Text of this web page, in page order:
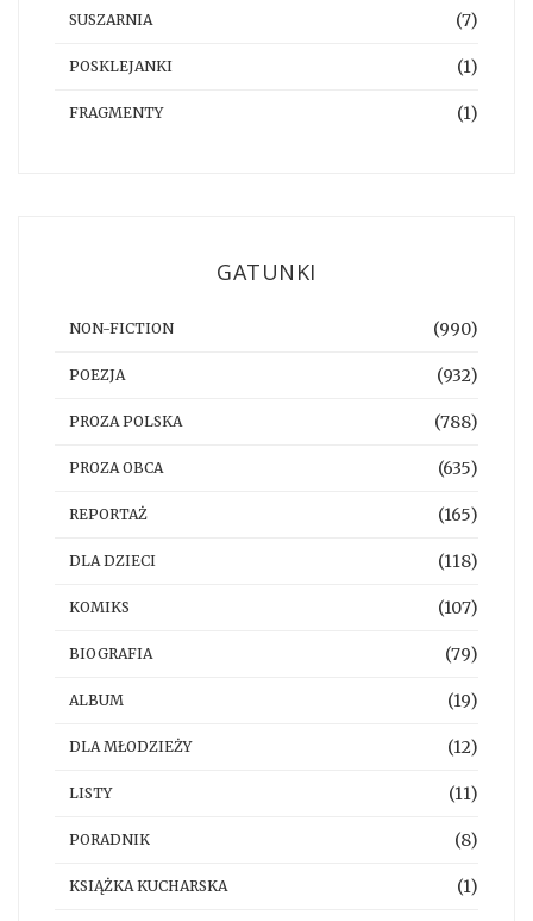
SUSZARNIA (7)
POSKLEJANKI (1)
FRAGMENTY (1)
GATUNKI
NON-FICTION (990)
POEZJA (932)
PROZA POLSKA (788)
PROZA OBCA (635)
REPORTAŻ (165)
DLA DZIECI (118)
KOMIKS (107)
BIOGRAFIA (79)
ALBUM (19)
DLA MŁODZIEŻY (12)
LISTY (11)
PORADNIK (8)
KSIĄŻKA KUCHARSKA (1)